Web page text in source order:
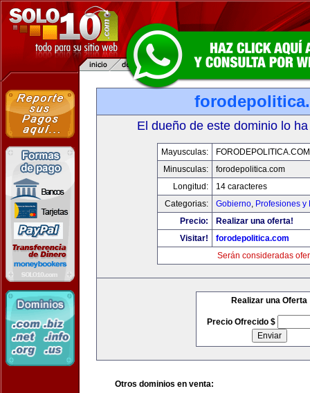
El dueño de este dominio lo
Mayusculas:
FORODEPOLITICA.COM
Minusculas:
forodepolitica.com
Longitud:
14 caracteres
Categorias:
Gobierno, Profesiones y
Precio:
Realizar una oferta!
Visitar!
forodepolitica.com
Serán consideradas
Realizar una Oferta
Precio Ofrecido $
Otros dominios en venta: